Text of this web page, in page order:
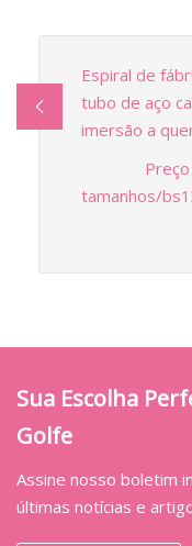
Espiral de
tubo de aço
imersão a
tamanhos/
Sua Escolha
Golfe
Assine nosso boletim
últimas notícias e